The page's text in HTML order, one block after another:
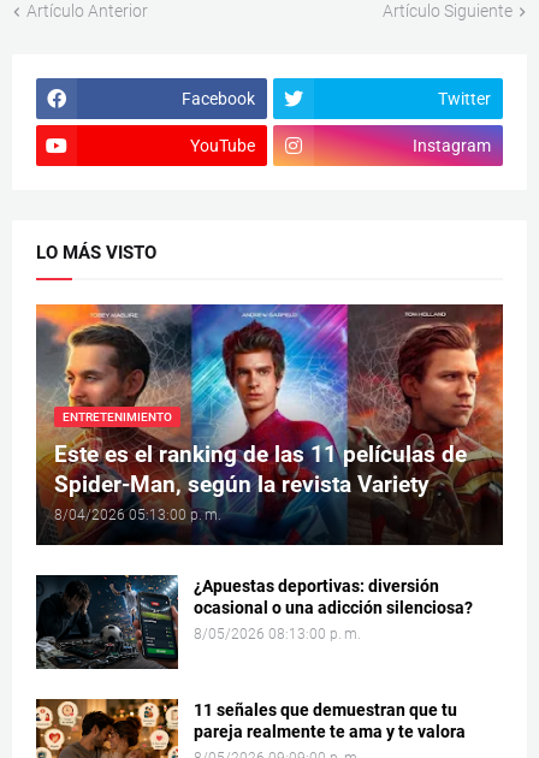
Artículo Anterior Artículo Siguiente
Facebook Twitter
YouTube Instagram
LO MÁS VISTO
ENTRETENIMIENTO
Este es el ranking de las 11 películas de
Spider-Man, según la revista Variety
8/04/2026 05:13:00 p. m.
¿Apuestas deportivas: diversión
ocasional o una adicción silenciosa?
8/05/2026 08:13:00 p. m.
11 señales que demuestran que tu
pareja realmente te ama y te valora